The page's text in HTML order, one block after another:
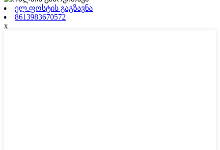
ელ.ფოსტის გაგზავნა
8613983670572
x